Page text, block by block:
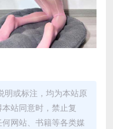
明或标注，均为本站原
站同意时，禁止复
网站、书籍等各类媒